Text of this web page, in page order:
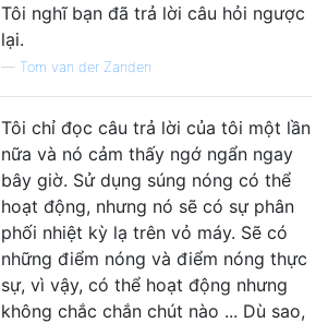
Tôi nghĩ bạn đã trả lời câu hỏi ngược
lại.
— Tom van der Zanden
Tôi chỉ đọc câu trả lời của tôi một lần
nữa và nó cảm thấy ngớ ngẩn ngay
bây giờ. Sử dụng súng nóng có thể
hoạt động, nhưng nó sẽ có sự phân
phối nhiệt kỳ lạ trên vỏ máy. Sẽ có
những điểm nóng và điểm nóng thực
sự, vì vậy, có thể hoạt động nhưng
không chắc chắn chút nào ... Dù sao,